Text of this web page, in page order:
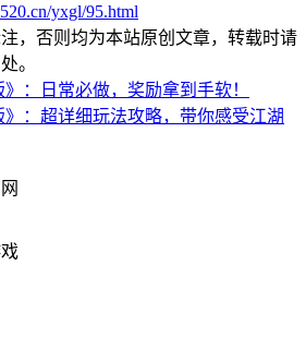
yxgl/95.html
，否则均为本站原创文章，转载时请
。
》：日常必做，奖励拿到手软！
》：超详细玩法攻略，带你感受江湖